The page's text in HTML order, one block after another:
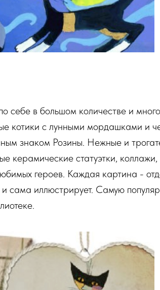
себе в большом количестве и
котики с лунными мордашками и
знаком Розины. Нежные и
керамические статуэтки,
героев. Каждая картина -
сама иллюстрирует. Самую